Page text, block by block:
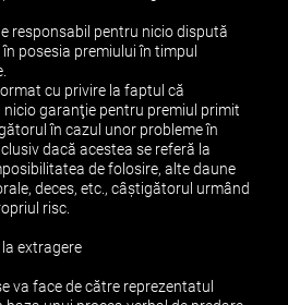
responsabil pentru nicio dispută
posesia premiului în timpul
cu privire la faptul că
garanţie pentru premiul primit
în cazul unor probleme în
dacă acestea se referă la
de folosire, alte daune
deces, etc., câştigătorul urmând
risc.
extragere
va face de către reprezentatul